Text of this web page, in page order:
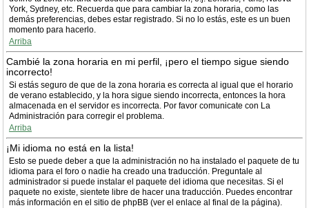
York, Sydney, etc. Recuerda que para cambiar la zona horaria, como las
demás preferencias, debes estar registrado. Si no lo estás, este es un buen
momento para hacerlo.
Arriba
Cambié la zona horaria en mi perfil, ¡pero el tiempo sigue siendo
incorrecto!
Si estás seguro de que de la zona horaria es correcta al igual que el horario
de verano establecido, y la hora sigue siendo incorrecta, entonces la hora
almacenada en el servidor es incorrecta. Por favor comunicate con La
Administración para corregir el problema.
Arriba
¡Mi idioma no está en la lista!
Esto se puede deber a que la administración no ha instalado el paquete de tu
idioma para el foro o nadie ha creado una traducción. Preguntale al
administrador si puede instalar el paquete del idioma que necesitas. Si el
paquete no existe, sientete libre de hacer una traducción. Puedes encontrar
más información en el sitio de phpBB (ver el enlace al final de la página).